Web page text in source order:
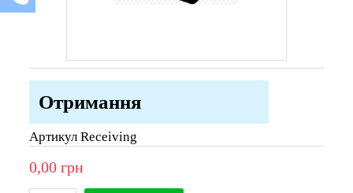
Отримання
Артикул Receiving
0,00 грн